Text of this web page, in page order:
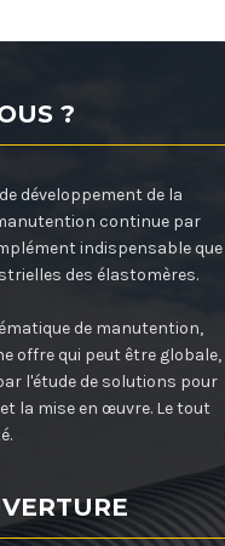
?
développement de la
continue par
indispensable que
des élastomères.
de manutention,
offre qui peut être globale,
l'étude de solutions pour
la mise en œuvre. Le tout